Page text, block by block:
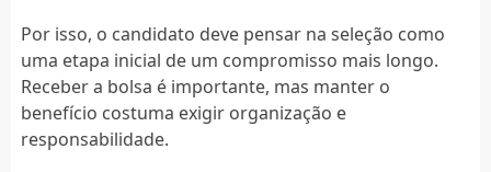
Por isso, o candidato deve pensar na seleção como
uma etapa inicial de um compromisso mais longo.
Receber a bolsa é importante, mas manter o
benefício costuma exigir organização e
responsabilidade.